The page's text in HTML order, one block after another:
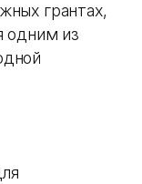
грантах,
одним из